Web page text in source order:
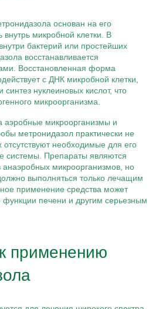
основан на его
внутрь микробной клетки. В
бактерий или простейших
восстанавливается
Восстановленная форма
с ДНК микробной клетки,
синтез нуклеиновых кислот, что
микроорганизма.
аэробные микроорганизмы и
метронидазол практически не
отсутствуют необходимые для его
системы. Препараты являются
микроорганизмов, но
выполняться только лечащим
применение средства может
печени и другим серьезным
применению